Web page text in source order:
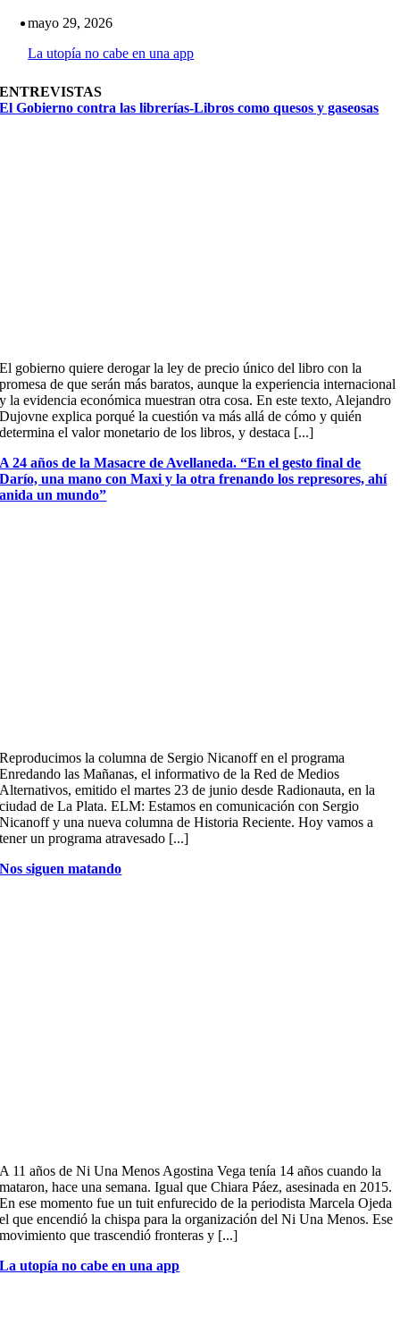
mayo 29, 2026
La utopía no cabe en una app
ENTREVISTAS
El Gobierno contra las librerías-Libros como quesos y gaseosas
El gobierno quiere derogar la ley de precio único del libro con la
promesa de que serán más baratos, aunque la experiencia internacional
y la evidencia económica muestran otra cosa. En este texto, Alejandro
Dujovne explica porqué la cuestión va más allá de cómo y quién
determina el valor monetario de los libros, y destaca [...]
A 24 años de la Masacre de Avellaneda. “En el gesto final de
Darío, una mano con Maxi y la otra frenando los represores, ahí
anida un mundo”
Reproducimos la columna de Sergio Nicanoff en el programa
Enredando las Mañanas, el informativo de la Red de Medios
Alternativos, emitido el martes 23 de junio desde Radionauta, en la
ciudad de La Plata. ELM: Estamos en comunicación con Sergio
Nicanoff y una nueva columna de Historia Reciente. Hoy vamos a
tener un programa atravesado [...]
Nos siguen matando
A 11 años de Ni Una Menos Agostina Vega tenía 14 años cuando la
mataron, hace una semana. Igual que Chiara Páez, asesinada en 2015.
En ese momento fue un tuit enfurecido de la periodista Marcela Ojeda
el que encendió la chispa para la organización del Ni Una Menos. Ese
movimiento que trascendió fronteras y [...]
La utopía no cabe en una app